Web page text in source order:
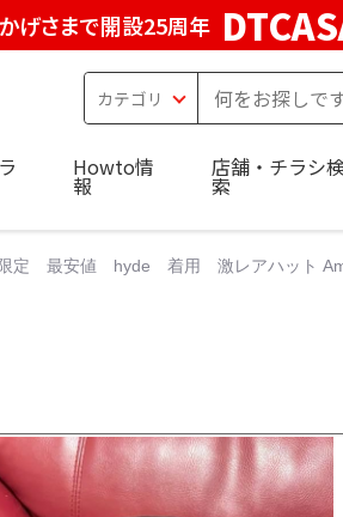
げさまで開設25周年
Howto情
報
店舗・チラシ
索
定 最安値 hyde 着用 激レアハット